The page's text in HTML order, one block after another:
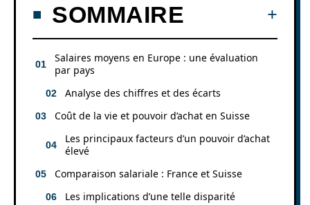
SOMMAIRE
Salaires moyens en Europe : une évaluation
par pays
Analyse des chiffres et des écarts
Coût de la vie et pouvoir d’achat en Suisse
Les principaux facteurs d’un pouvoir d’achat
élevé
Comparaison salariale : France et Suisse
Les implications d’une telle disparité